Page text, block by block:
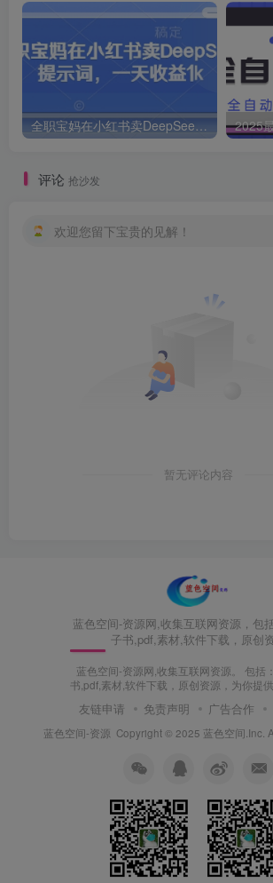
全职宝妈在小红书卖DeepSeek提示词，一天收益1k
评论 抢沙发
欢迎您留下宝贵的见解！
暂无评论内容
蓝色空间-资源网,收集互联网资源，包
子书,pdf,素材,软件下载，原创
蓝色空间-资源网,收集互联网资源。 包括
书,pdf,素材,软件下载，原创资源，为你提
友链申请 免责声明 广告合作
蓝色空间-资源 Copyright © 2025 蓝色空间.Inc.